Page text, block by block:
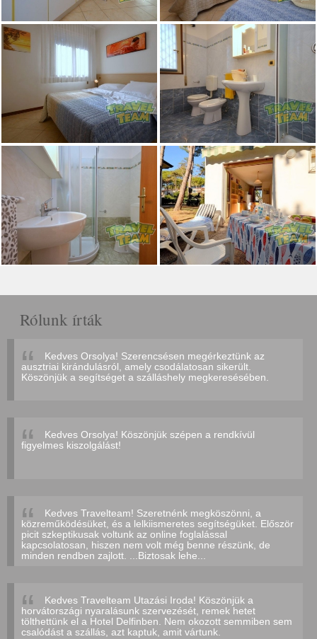
Rólunk írták
Kedves Orsolya! Szerencsésen megérkeztünk az
ausztriai kirándulásról, amely csodálatosan sikerült.
Köszönjük a segítséget a szálláshely megkeresésében.
Kedves Orsolya! Köszönjük szépen a rendkívül
figyelmes kiszolgálást!
Kedves Travelteam! Szeretnénk megköszönni, a
közreműködésüket, és a lelkiismeretes segítségüket. Először
picit szkeptikusak voltunk az online foglalással
kapcsolatosan, hiszen nem volt még benne részünk, de
minden rendben zajlott. ...Biztosak lehe...
Kedves Travelteam Utazási Iroda! Köszönjük a
horvátországi nyaralásunk szervezését, remek hetet
tölthettünk el a Hotel Delfinben. Nem okozott semmiben sem
csalódást a szállás, azt kaptuk, amit vártunk.